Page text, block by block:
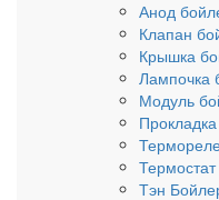
Анод
Клапан
Крышка
Лампочка
Модуль
Тэн